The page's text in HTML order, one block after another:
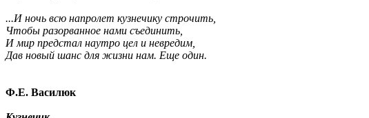
...И ночь всю напролет кузнечику строчить,
Чтобы разорванное нами съединить,
И мир предстал наутро цел и невредим,
Дав новый шанс для жизни нам. Еще один.
Ф.Е. Василюк